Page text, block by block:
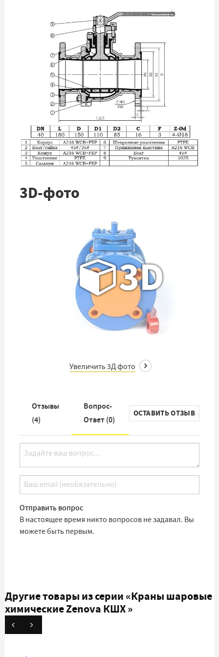
3D-фото
3D
Увеличить 3Д фото
Отзывы
(4)
Вопрос-
Ответ (0)
ОСТАВИТЬ ОТЗЫВ
Отправить вопрос
В настоящее время никто вопросов не задавал. Вы
можете быть первым.
Другие товары из серии«Краны шаровые
химические Zenova КШХ »